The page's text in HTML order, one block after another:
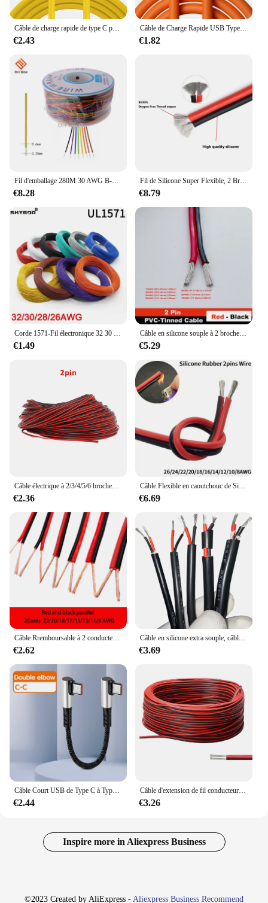
€2.43
Câble de Charge Rapide USB Type C 120W 7A, Coude Rotatif Résistant à 180 pour le Jeu, pour Xiaomi Redmi Honor, Chargeur de Téléphone
€1.82
€8.28
Fil de Silicone Super Flexible, 2 Broches, 24 22 20 18awg 16awg 14awg 12awg 10 8awg, Fil Électrique à Degré de Chaleur, Câble en Cuivre Plaqué 18
€8.79
€1.49
Câble en silicone souple à 2 broches ou câble électronique en PVC, câble de connexion en cuivre étamé, 28awg, 26awg, 24awg, 22awg, 20awg, 18awg, 16awg
€5.29
€2.36
Câble Flexible en caoutchouc de Silicone, fil de cuivre 1/10M, 2 broches, 8 10 14 16 18 20 22 24 26 AWG, connecteur de lampe LED, bricolage, noir et rouge
€6.69
Câble Rremboursable à 2 conducteurs, fil LED, fil parallèle rouge et noir, isolation trompent, câble d'extension en cuivre, 1 mètre, 22 AWG, 20 AWG, 18 AWG, 17 AWG, 15 AWG, 13 AWG, 11 AWG, 9AWG
€2.62
Câble en silicone extra souple, câble de degré haute température, fil de silicone à 2 cœurs, ligne de gaine d'information d'alimentation multicœur YGC
€3.69
Câble Court USB de Type C à Type C, Snap0.25, 0.5m, Coude Résistant à 90 °, Charge Rapide, Données, Batterie Externe, Fil pour iPhone 15, IPad
€2.44
Câble d'extension de fil conducteur pour bandes lumineuses LED, 2 fils toronnés, cuivre étamé, rouge et noir, 10m, 50m, 100m, 22AWG, 12V, 2 broches
€3.26
Inspire more in Aliexpress Business
©2023 Created by AliExpress - Aliexpress Business Recommend